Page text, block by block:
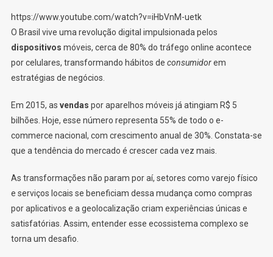
https://www.youtube.com/watch?v=iHbVnM-uetk
O Brasil vive uma revolução digital impulsionada pelos
dispositivos móveis, cerca de 80% do tráfego online acontece
por celulares, transformando hábitos de consumidorem
estratégias de negócios.
Em 2015, as vendas por aparelhos móveis já atingiam R$ 5
bilhões. Hoje, esse número representa 55% de todo o e-
commerce nacional, com crescimento anual de 30%. Constata-se
que a tendência do mercado é crescer cada vez mais.
As transformações não param por aí, setores como varejo físico
e serviços locais se beneficiam dessa mudança como compras
por aplicativos e a geolocalização criam experiências únicas e
satisfatórias. Assim, entender esse ecossistema complexo se
torna um desafio.